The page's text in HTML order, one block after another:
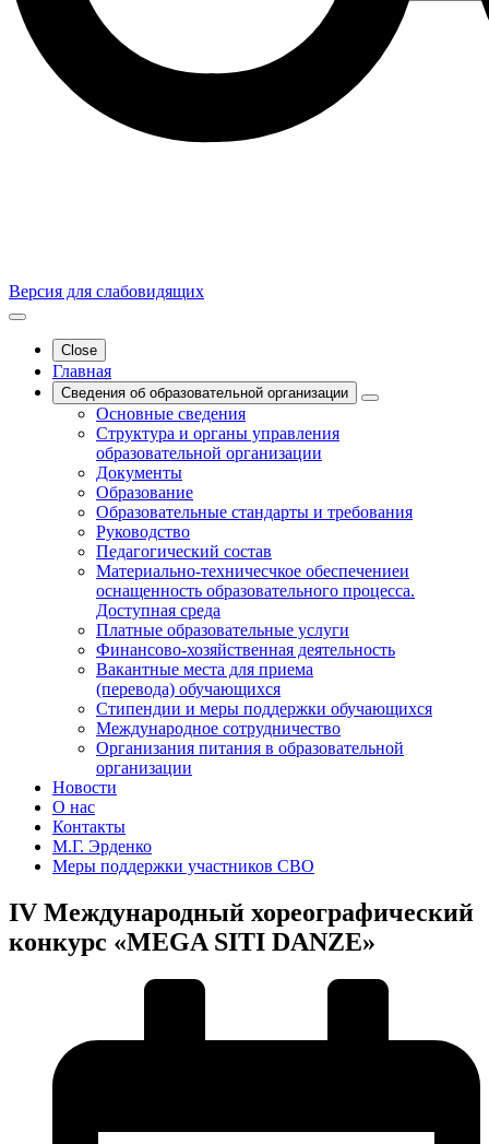
Версия для слабовидящих
Close
Главная
Сведения об образовательной организации
Основные сведения
Структура и органы управления
образовательной организации
Документы
Образование
Образовательные стандарты и требования
Руководство
Педагогический состав
Материально-техничесчкое обеспечениеи
оснащенность образовательного процесса.
Доступная среда
Платные образовательные услуги
Финансово-хозяйственная деятельность
Вакантные места для приема
(перевода) обучающихся
Стипендии и меры поддержки обучающихся
Международное сотрудничество
Организания питания в образовательной
организации
Новости
О нас
Контакты
М.Г. Эрденко
Меры поддержки участников СВО
IV Международный хореографический
конкурс «MEGA SITI DANZE»